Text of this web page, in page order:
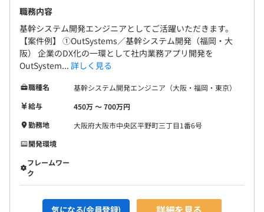
職務内容
基幹システム開発エンジニアとしてご活躍いただきます。
【案件例】 ①OutSystems／基幹システム開発（福岡・大
阪） 企業のDX化の一環として社内業務アプリ開発を
OutSystem... 詳しく見る
職種名
基幹システム開発エンジニア（大阪・福岡・東京）
給与
450万 〜 700万円
勤務地
大阪府大阪市中央区平野町三丁目1番6号
開発環境
フレームワー
ク